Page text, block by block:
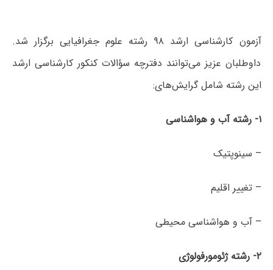
آزمون کارشناسی ارشد ۹۸ رشته علوم جغرافیایی برگزار شد.
داوطلبان عزیز می‌توانند دفترچه سؤالات کنکور کارشناسی ارشد
این رشته شامل گرایش‌های:
۱- رشته آب و هواشناسی
– سینوپتیک
– تغییر اقلیم
– آب و هواشناسی محیطی
۲- رشته ژئومورفولوژی